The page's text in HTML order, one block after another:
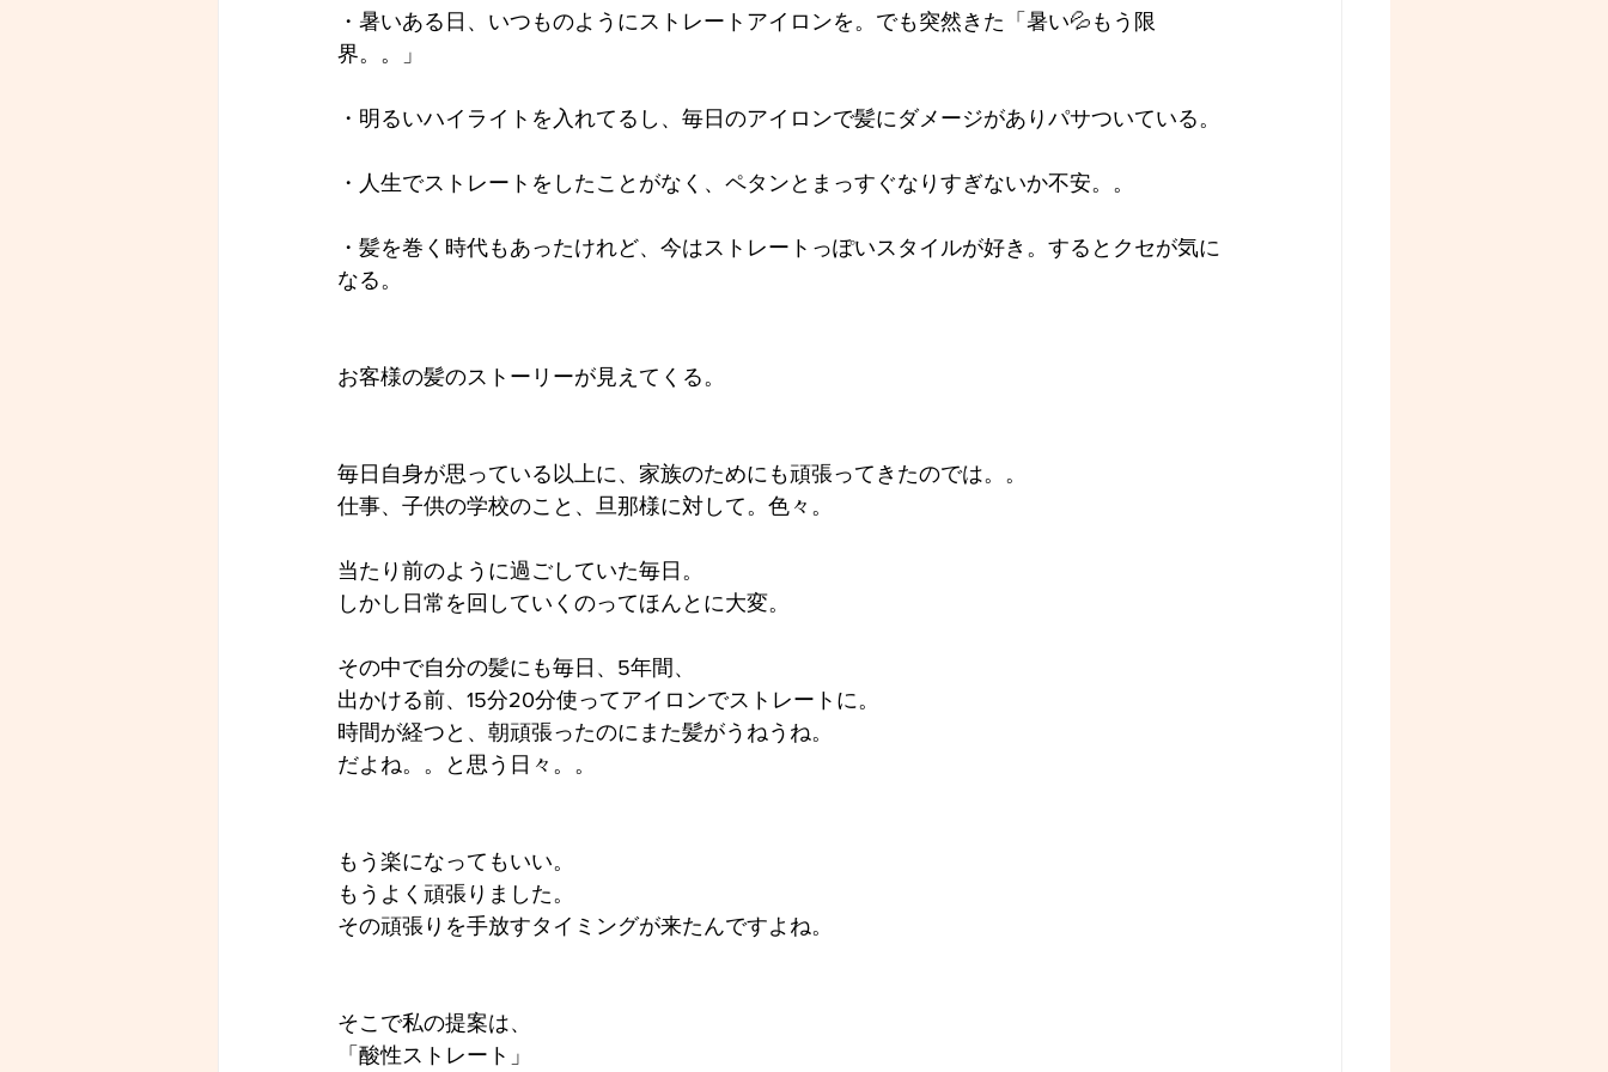
・暑いある日、いつものようにストレートアイロンを。でも突然きた「暑い💦もう限
界。。」
・明るいハイライトを入れてるし、毎日のアイロンで髪にダメージがありパサついている。
・人生でストレートをしたことがなく、ペタンとまっすぐなりすぎないか不安。。
・髪を巻く時代もあったけれど、今はストレートっぽいスタイルが好き。するとクセが気に
なる。
お客様の髪のストーリーが見えてくる。
毎日自身が思っている以上に、家族のためにも頑張ってきたのでは。。
仕事、子供の学校のこと、旦那様に対して。色々。
当たり前のように過ごしていた毎日。
しかし日常を回していくのってほんとに大変。
その中で自分の髪にも毎日、5年間、
出かける前、15分20分使ってアイロンでストレートに。
時間が経つと、朝頑張ったのにまた髪がうねうね。
だよね。。と思う日々。。
もう楽になってもいい。
もうよく頑張りました。
その頑張りを手放すタイミングが来たんですよね。
そこで私の提案は、
「酸性ストレート」